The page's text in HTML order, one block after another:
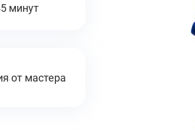
минут
от мастера